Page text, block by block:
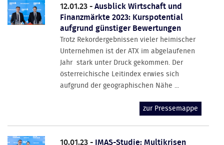
12.01.23 -Ausblick Wirtschaft und
Finanzmärkte 2023: Kurspotential
aufgrund günstiger Bewertungen
Trotz Rekordergebnissen vieler heimischer
Unternehmen ist der ATX im abgelaufenen
Jahr stark unter Druck gekommen. Der
österreichische Leitindex erwies sich
aufgrund der geographischen Nähe ...
zur Pressemappe